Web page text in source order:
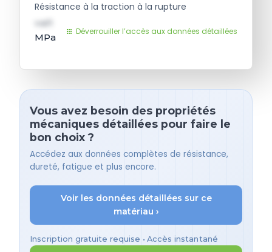
Résistance à la traction à la rupture
val1
MPa
Déverrouiller l’accès aux données détaillées
Vous avez besoin des propriétés
mécaniques détaillées pour faire le
bon choix ?
Accédez aux données complètes de résistance,
dureté, fatigue et plus encore.
Voir les données détaillées sur ce
matériau ›
Inscription gratuite requise • Accès instantané